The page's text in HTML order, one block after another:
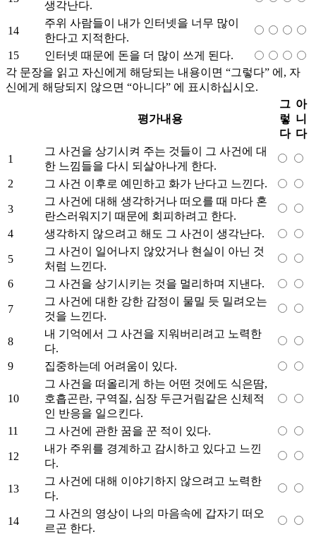
생각난다.
14
주위 사람들이 내가 인터넷을 너무 많이
한다고 지적한다.
15
인터넷 때문에 돈을 더 많이 쓰게 된다.
각 문장을 읽고 자신에게 해당되는 내용이면 “그렇다” 에, 자
신에게 해당되지 않으면 “아니다” 에 표시하십시오.
평가내용
그
렇
다
아
니
다
1
그 사건을 상기시켜 주는 것들이 그 사건에 대
한 느낌들을 다시 되살아나게 한다.
2
그 사건 이후로 예민하고 화가 난다고 느낀다.
3
그 사건에 대해 생각하거나 떠오를 때 마다 혼
란스러워지기 때문에 회피하려고 한다.
4
생각하지 않으려고 해도 그 사건이 생각난다.
5
그 사건이 일어나지 않았거나 현실이 아닌 것
처럼 느낀다.
6
그 사건을 상기시키는 것을 멀리하며 지낸다.
7
그 사건에 대한 강한 감정이 물밀 듯 밀려오는
것을 느낀다.
8
내 기억에서 그 사건을 지워버리려고 노력한
다.
9
집중하는데 어려움이 있다.
10
그 사건을 떠올리게 하는 어떤 것에도 식은땀,
호흡곤란, 구역질, 심장 두근거림같은 신체적
인 반응을 일으킨다.
11
그 사건에 관한 꿈을 꾼 적이 있다.
12
내가 주위를 경계하고 감시하고 있다고 느낀
다.
13
그 사건에 대해 이야기하지 않으려고 노력한
다.
14
그 사건의 영상이 나의 마음속에 갑자기 떠오
르곤 한다.